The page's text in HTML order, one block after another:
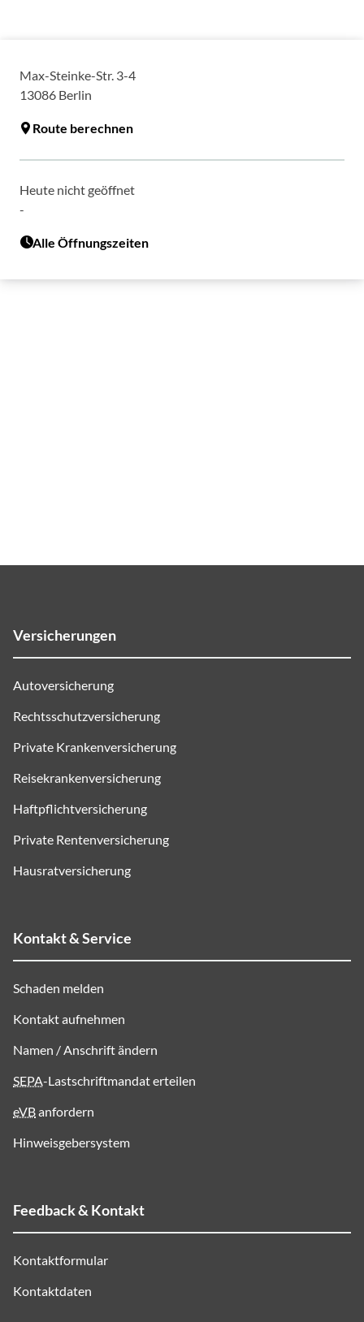
Max-Steinke-Str. 3-4
13086 Berlin
Route berechnen
Heute nicht geöffnet
-
Alle Öffnungszeiten
Versicherungen
Autoversicherung
Rechtsschutzversicherung
Private Krankenversicherung
Reisekrankenversicherung
Haftpflichtversicherung
Private Rentenversicherung
Hausratversicherung
Kontakt & Service
Schaden melden
Kontakt aufnehmen
Namen / Anschrift ändern
SEPA-Lastschriftmandat erteilen
eVBanfordern
Hinweisgebersystem
Feedback & Kontakt
Kontaktformular
Kontaktdaten